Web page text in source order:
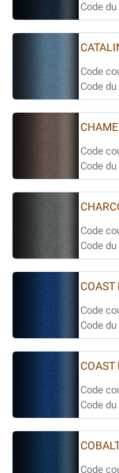
Code
Code
Code
Code
Code
Code
Code
COAST
Code
Code
COAST
Code
Code
Code